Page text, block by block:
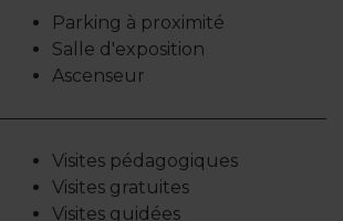
Parking à proximité
Salle d'exposition
Ascenseur
Visites pédagogiques
Visites gratuites
Visites guidées